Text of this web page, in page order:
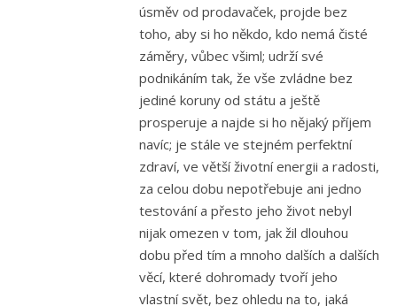
úsměv od prodavaček, projde bez
toho, aby si ho někdo, kdo nemá čisté
záměry, vůbec všiml; udrží své
podnikáním tak, že vše zvládne bez
jediné koruny od státu a ještě
prosperuje a najde si ho nějaký příjem
navíc; je stále ve stejném perfektní
zdraví, ve větší životní energii a radosti,
za celou dobu nepotřebuje ani jedno
testování a přesto jeho život nebyl
nijak omezen v tom, jak žil dlouhou
dobu před tím a mnoho dalších a dalších
věcí, které dohromady tvoří jeho
vlastní svět, bez ohledu na to, jaká